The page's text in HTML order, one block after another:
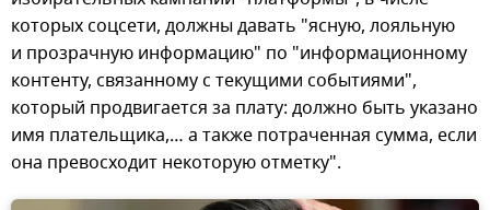
которых соцсети, должны давать "ясную, лояльную
и прозрачную информацию" по "информационному
контенту, связанному с текущими событиями",
который продвигается за плату: должно быть указано
имя плательщика,… а также потраченная сумма, если
она превосходит некоторую отметку".